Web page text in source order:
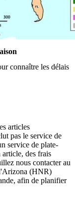
connaître les délais
articles
pas le service de
service de plate-
des frais
nous contacter au
(HNR)
afin de planifier